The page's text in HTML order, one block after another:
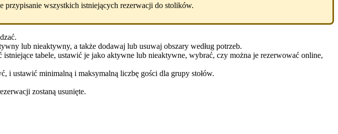
przypisanie wszystkich istniejących rezerwacji do stolików.
lub nieaktywny, a także dodawaj lub usuwaj obszary według potrzeb.
tabele, ustawić je jako aktywne lub nieaktywne, wybrać, czy można je rezerwować online,
i ustawić minimalną i maksymalną liczbę gości dla grupy stołów.
zostaną usunięte.